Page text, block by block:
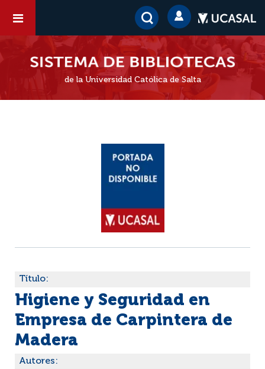
de la Universidad Católica de Salta
Título:
Higiene y Seguridad en
Empresa de Carpintera de
Madera
Autores: